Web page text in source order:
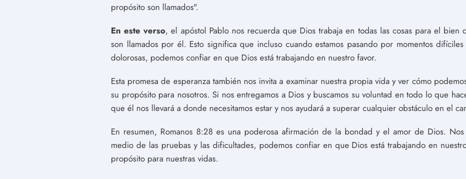
propósito son llamados".
En este verso, el apóstol Pablo nos recuerda que Dios trabaja en todas las cosas para el bien
son llamados por él. Esto significa que incluso cuando estamos pasando por momentos
dolorosas, podemos confiar en que Dios está trabajando en nuestro favor.
Esta promesa de esperanza también nos invita a examinar nuestra propia vida y ver cómo
su propósito para nosotros. Si nos entregamos a Dios y buscamos su voluntad en todo lo que
que él nos llevará a donde necesitamos estar y nos ayudará a superar cualquier obstáculo en el
En resumen, Romanos 8:28 es una poderosa afirmación de la bondad y el amor de Dios.
medio de las pruebas y las dificultades, podemos confiar en que Dios está trabajando en
propósito para nuestras vidas.